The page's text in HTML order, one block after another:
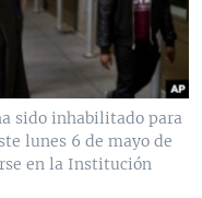
sido inhabilitado para
lunes 6 de mayo de
en la Institución